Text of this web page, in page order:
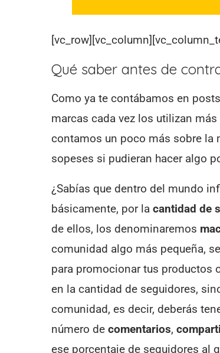
Qué saber antes de
Como ya te contábamos en
marcas cada vez los utilizan
contamos un poco más sobre la
sopeses si pudieran hacer algo
¿Sabías que dentro del mundo
básicamente, por la cantidad de
de ellos, los denominaremos
comunidad algo más pequeña,
para promocionar tus productos
en la cantidad de seguidores,
comunidad, es decir, deberás
número de comentarios,
ese porcentaje de seguidores al